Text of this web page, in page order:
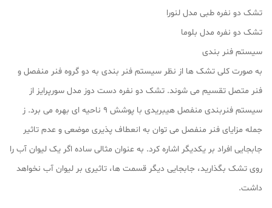
تشک دو نفره طبی مدل لنورا
تشک دو نفره مدل بلوما
سیستم فنر بندی
به صورت کلی تشک ها از نظر سیستم فنر بندی به دو گروه فنر منفصل و
فنر متصل تقسیم می شوند. تشک دو نفره دست دوز مدل سورپرایز از
سیستم فنربندی منفصل هیبریدی با پوشش ۹ ناحیه ای بهره می برد. ز
جمله مزایای فنر منفصل می توان به انعطاف پذیری موضعی و عدم تاثیر
جابجایی افراد بر یکدیگر اشاره کرد. به عنوان مثالی ساده اگر یک لیوان آب را
روی تشک بگذارید، جابجایی دیگر قسمت ها، تاثیری بر لیوان آب نخواهد
داشت.